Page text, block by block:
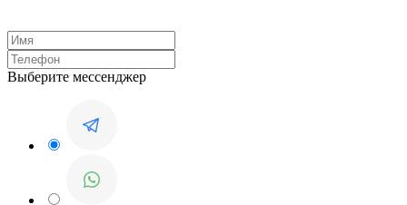
Выберите мессенджер